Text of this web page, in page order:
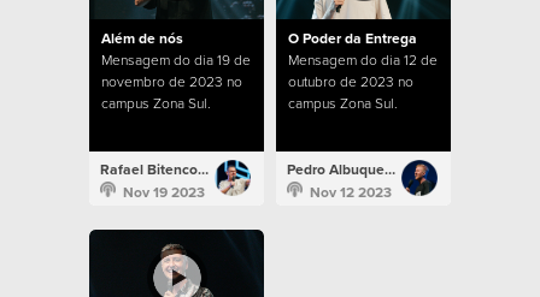
Além de nós
Mensagem do dia 19 de
novembro de 2023 no
campus Zona Sul.
Rafael Bitencourt
Nov 19 2023
O Poder da Entrega
Mensagem do dia 12 de
outubro de 2023 no
campus Zona Sul.
Pedro Albuquerque
Nov 12 2023